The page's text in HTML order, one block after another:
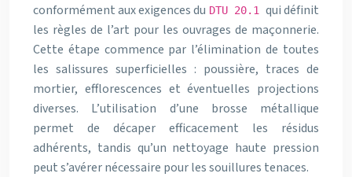
conformément aux exigences du DTU 20.1 qui définit
les règles de l’art pour les ouvrages de maçonnerie.
Cette étape commence par l’élimination de toutes
les salissures superficielles : poussière, traces de
mortier, efflorescences et éventuelles projections
diverses. L’utilisation d’une brosse métallique
permet de décaper efficacement les résidus
adhérents, tandis qu’un nettoyage haute pression
peut s’avérer nécessaire pour les souillures tenaces.